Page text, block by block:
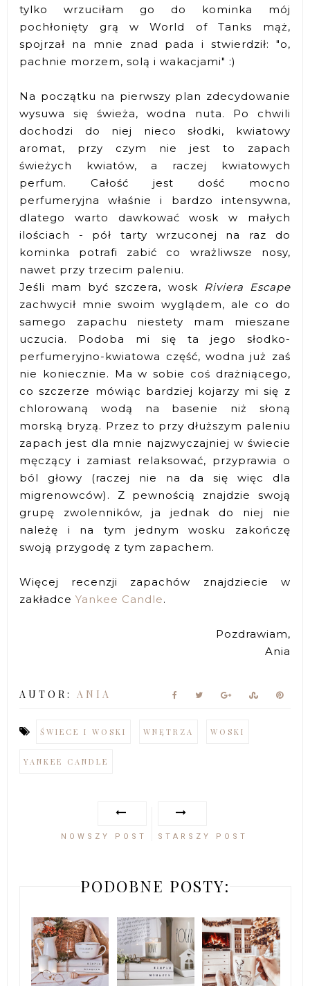
tylko wrzuciłam go do kominka mój
pochłonięty grą w World of Tanks mąż,
spojrzał na mnie znad pada i stwierdził: "o,
pachnie morzem, solą i wakacjami" :)
Na początku na pierwszy plan zdecydowanie
wysuwa się świeża, wodna nuta. Po chwili
dochodzi do niej nieco słodki, kwiatowy
aromat, przy czym nie jest to zapach
świeżych kwiatów, a raczej kwiatowych
perfum. Całość jest dość mocno
perfumeryjna właśnie i bardzo intensywna,
dlatego warto dawkować wosk w małych
ilościach - pół tarty wrzuconej na raz do
kominka potrafi zabić co wrażliwsze nosy,
nawet przy trzecim paleniu.
Jeśli mam być szczera, wosk Riviera Escape
zachwycił mnie swoim wyglądem, ale co do
samego zapachu niestety mam mieszane
uczucia. Podoba mi się ta jego słodko-
perfumeryjno-kwiatowa część, wodna już zaś
nie koniecznie. Ma w sobie coś drażniącego,
co szczerze mówiąc bardziej kojarzy mi się z
chlorowaną wodą na basenie niż słoną
morską bryzą. Przez to przy dłuższym paleniu
zapach jest dla mnie najzwyczajniej w świecie
męczący i zamiast relaksować, przyprawia o
ból głowy (raczej nie na da się więc dla
migrenowców). Z pewnością znajdzie swoją
grupę zwolenników, ja jednak do niej nie
należę i na tym jednym wosku zakończę
swoją przygodę z tym zapachem.
Więcej recenzji zapachów znajdziecie w
zakładceYankee Candle.
Pozdrawiam,
Ania
AUTOR:ANIA
ŚWIECE I WOSKI WNĘTRZA WOSKI
YANKEE CANDLE
NOWSZY POST STARSZY POST
PODOBNE POSTY: